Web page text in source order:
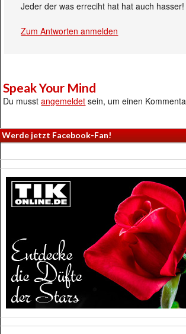
Jeder der was erreciht hat hat auch hasser!
Zum Antworten anmelden
Speak Your Mind
Du musstangemeldet sein, um einen
Werde jetzt Facebook-Fan!